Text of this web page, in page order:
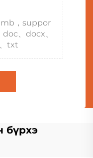
，suppor
、docx、
txt
бүрхэ